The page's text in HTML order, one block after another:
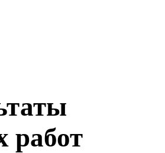
работ